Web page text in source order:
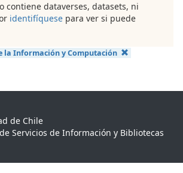
contiene dataverses, datasets, ni
identifíquese para ver si puede
la Información y Computación
de Chile
Servicios de Información y Bibliotecas